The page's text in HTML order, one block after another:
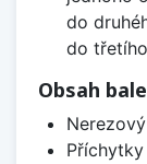
do
do
Obsah